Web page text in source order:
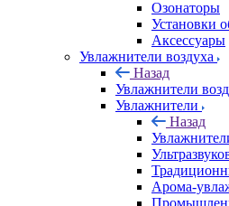
Озонаторы
Установки
Аксессуары
Увлажнители воздуха
Назад
Увлажнители
Увлажнители
Назад
Арома-